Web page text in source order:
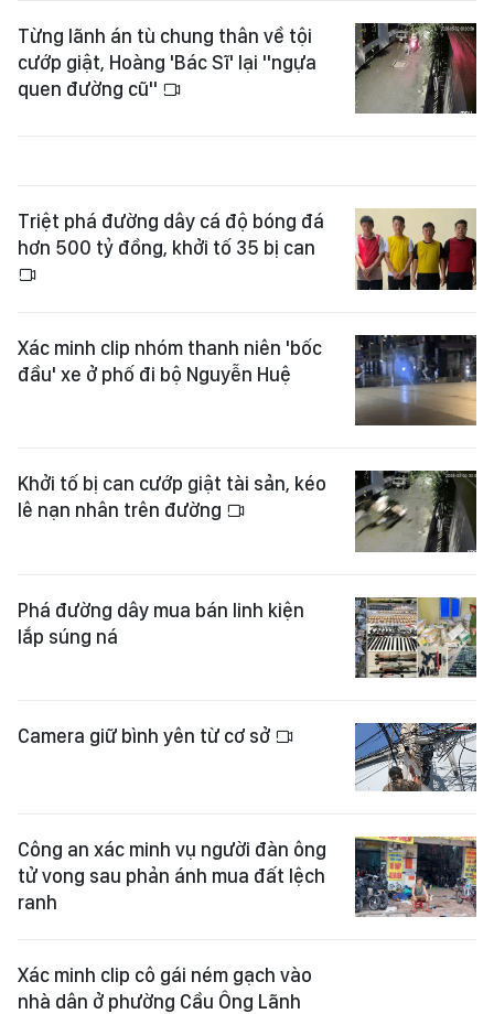
Từng lãnh án tù chung thân về tội
cướp giật, Hoàng 'Bác Sĩ' lại "ngựa
quen đường cũ"
Triệt phá đường dây cá độ bóng đá
hơn 500 tỷ đồng, khởi tố 35 bị can
Xác minh clip nhóm thanh niên 'bốc
đầu' xe ở phố đi bộ Nguyễn Huệ
Khởi tố bị can cướp giật tài sản, kéo
lê nạn nhân trên đường
Phá đường dây mua bán linh kiện
lắp súng ná
Camera giữ bình yên từ cơ sở
Công an xác minh vụ người đàn ông
tử vong sau phản ánh mua đất lệch
ranh
Xác minh clip cô gái ném gạch vào
nhà dân ở phường Cầu Ông Lãnh